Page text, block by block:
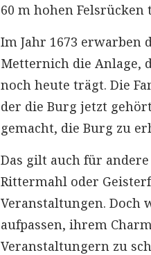
60 m hohen
Im Jahr 1673 erwarben
Metternich die Anlage,
noch heute trägt. Die
der die Burg jetzt
gemacht, die Burg zu
Das gilt auch für
Rittermahl oder
Veranstaltungen. Doch
aufpassen, ihrem
Veranstaltungern zu